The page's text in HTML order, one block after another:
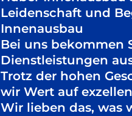
Leidenschaft und
Innenausbau
Bei uns bekommen
Dienstleistungen
Trotz der hohen
wir Wert auf
Wir lieben das, was